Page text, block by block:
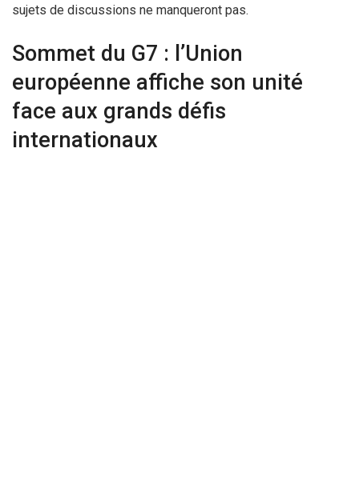
sujets de discussions ne manqueront pas.
Sommet du G7 : l’Union
européenne affiche son unité
face aux grands défis
internationaux